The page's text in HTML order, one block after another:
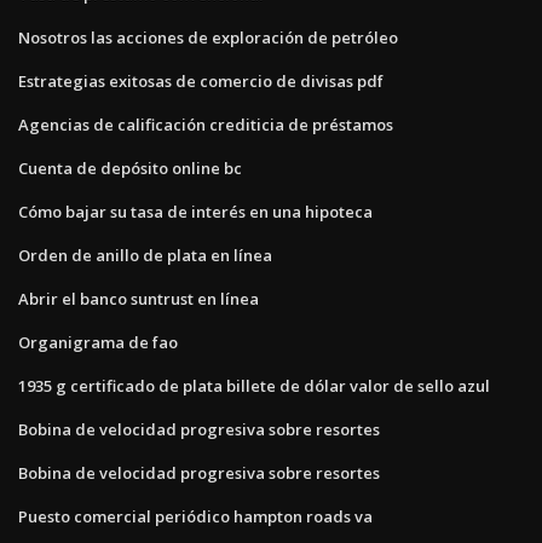
Nosotros las acciones de exploración de petróleo
Estrategias exitosas de comercio de divisas pdf
Agencias de calificación crediticia de préstamos
Cuenta de depósito online bc
Cómo bajar su tasa de interés en una hipoteca
Orden de anillo de plata en línea
Abrir el banco suntrust en línea
Organigrama de fao
1935 g certificado de plata billete de dólar valor de sello azul
Bobina de velocidad progresiva sobre resortes
Bobina de velocidad progresiva sobre resortes
Puesto comercial periódico hampton roads va